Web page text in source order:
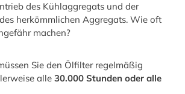
des Kühlaggregats und der
herkömmlichen Aggregats. Wie oft
machen?
Sie den Ölfilter regelmäßig
alle 30.000 Stunden oder alle